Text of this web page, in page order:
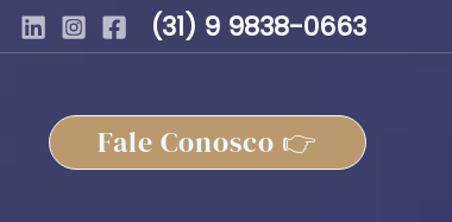
(31) 9 9838-0663
Fale Conosco 👉